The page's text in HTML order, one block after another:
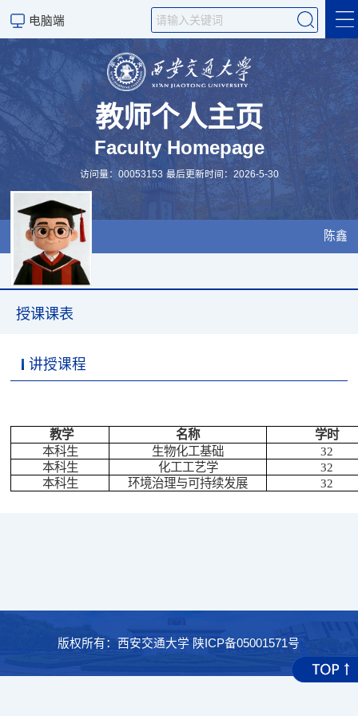
电脑端
个人简介
研究成果
研究方向
科研团队
科学研究
教师个人主页
Faculty Homepage
访问量：00053153 最后更新时间：2026-5-30
陈鑫
授课课表
讲授课程
教学 名称
学时
本科生
生物化工基础
32
本科生
化工工艺学
32
本科生
环境治理与可持续发展 32
版权所有：西安交通大学 陕ICP备05001571号